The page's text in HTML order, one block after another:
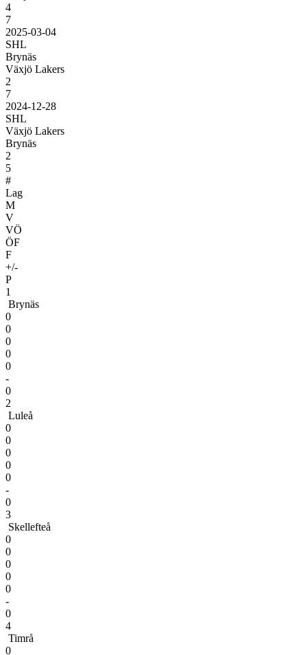
4
7
2025-03-04
SHL
Brynäs
Växjö Lakers
2
7
2024-12-28
SHL
Växjö Lakers
Brynäs
2
5
#
Lag
M
V
VÖ
ÖF
F
+/-
P
1
Brynäs
0
0
0
0
0
-
0
2
Luleå
0
0
0
0
0
-
0
3
Skellefteå
0
0
0
0
0
-
0
4
Timrå
0